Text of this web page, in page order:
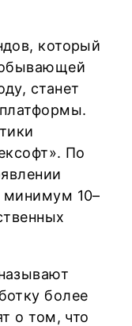
который
станет
По
минимум 10–
более
о том, что